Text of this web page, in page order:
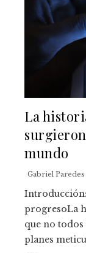
La
mundo
Gabriel Paredes
progresoLa
que no todos
planes